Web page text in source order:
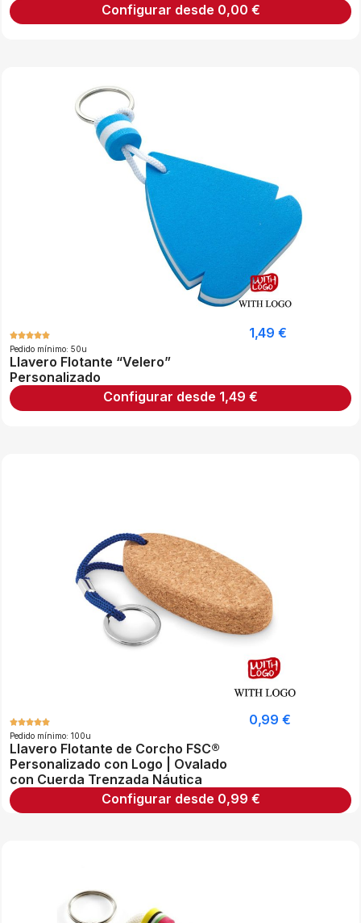
Configurar desde 0,00 €
Pedido mínimo: 50u
Llavero Flotante “Velero”
Personalizado
1,49 €
Configurar desde 1,49 €
Pedido mínimo: 100u
Llavero Flotante de Corcho FSC®
Personalizado con Logo | Ovalado
con Cuerda Trenzada Náutica
0,99 €
Configurar desde 0,99 €